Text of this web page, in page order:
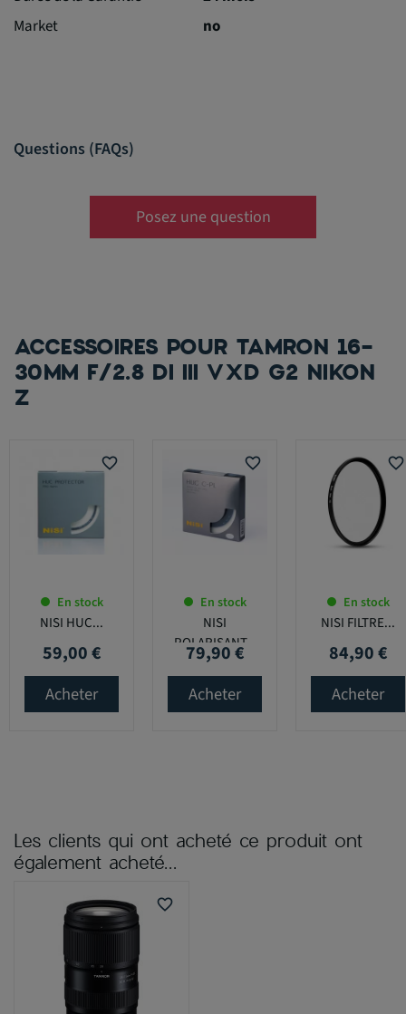
Market
no
Questions (FAQs)
Posez une question
ACCESSOIRES POUR TAMRON 16-
30MM F/2.8 DI III VXD G2 NIKON
Z
favorite_border
En stock
NISI HUC...
Prix
59,00 €
Acheter
favorite_border
En stock
NISI
POLARISANT...
Prix
79,90 €
Acheter
favorite_border
En stock
NISI FILTRE...
Prix
84,90 €
Acheter
Les clients qui ont acheté ce produit ont
également acheté...
favorite_border